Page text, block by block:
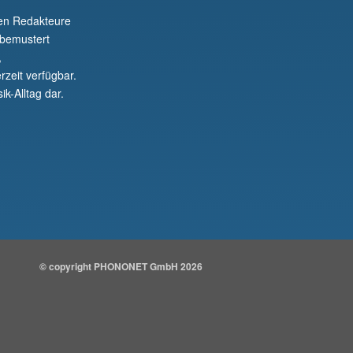
Redakteure
verfügbar.
Alltag dar.
© copyright PHONONET GmbH 2026